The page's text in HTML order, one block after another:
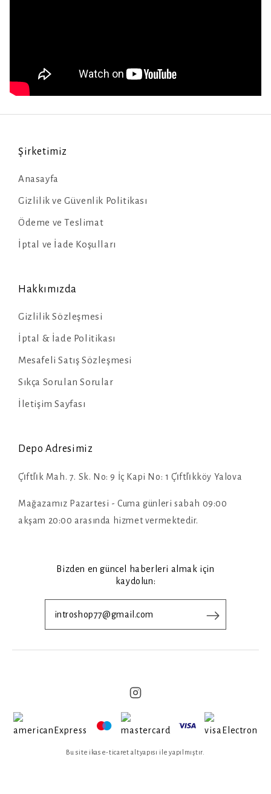
Şirketimiz
Anasayfa
Gizlilik ve Güvenlik Politikası
Ödeme ve Teslimat
İptal ve İade Koşulları
Hakkımızda
Gizlilik Sözleşmesi
İptal & İade Politikası
Mesafeli Satış Sözleşmesi
Sıkça Sorulan Sorular
İletişim Sayfası
Depo Adresimiz
Çi̇ftli̇k Mah. 7. Sk. No: 9 İç Kapi No: 1 Çi̇ftli̇kköy Yalova
Mağazamız Pazartesi - Cuma günleri sabah 09:00
akşam 20:00 arasında hizmet vermektedir.
Bizden en güncel haberleri almak için
kaydolun:
Bu site ikas e-ticaret altyapısı ile yapılmıştır.